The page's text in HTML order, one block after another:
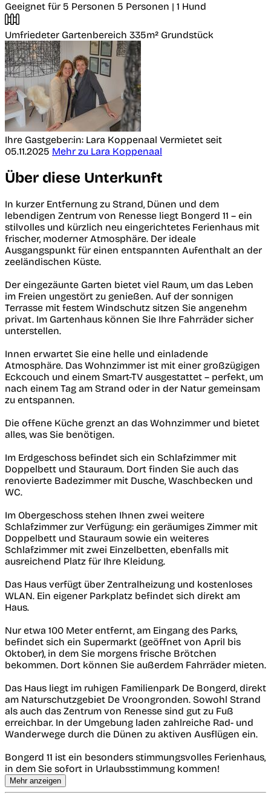
Geeignet für 5 Personen 5 Personen | 1 Hund
Umfriedeter Gartenbereich 335m² Grundstück
Ihre Gastgeber:in: Lara Koppenaal Vermietet seit
05.11.2025 Mehr zu Lara Koppenaal
Über diese Unterkunft
In kurzer Entfernung zu Strand, Dünen und dem
lebendigen Zentrum von Renesse liegt Bongerd 11 – ein
stilvolles und kürzlich neu eingerichtetes Ferienhaus mit
frischer, moderner Atmosphäre. Der ideale
Ausgangspunkt für einen entspannten Aufenthalt an der
zeeländischen Küste.
Der eingezäunte Garten bietet viel Raum, um das Leben
im Freien ungestört zu genießen. Auf der sonnigen
Terrasse mit festem Windschutz sitzen Sie angenehm
privat. Im Gartenhaus können Sie Ihre Fahrräder sicher
unterstellen.
Innen erwartet Sie eine helle und einladende
Atmosphäre. Das Wohnzimmer ist mit einer großzügigen
Eckcouch und einem Smart-TV ausgestattet – perfekt, um
nach einem Tag am Strand oder in der Natur gemeinsam
zu entspannen.
Die offene Küche grenzt an das Wohnzimmer und bietet
alles, was Sie benötigen.
Im Erdgeschoss befindet sich ein Schlafzimmer mit
Doppelbett und Stauraum. Dort finden Sie auch das
renovierte Badezimmer mit Dusche, Waschbecken und
WC.
Im Obergeschoss stehen Ihnen zwei weitere
Schlafzimmer zur Verfügung: ein geräumiges Zimmer mit
Doppelbett und Stauraum sowie ein weiteres
Schlafzimmer mit zwei Einzelbetten, ebenfalls mit
ausreichend Platz für Ihre Kleidung.
Das Haus verfügt über Zentralheizung und kostenloses
WLAN. Ein eigener Parkplatz befindet sich direkt am
Haus.
Nur etwa 100 Meter entfernt, am Eingang des Parks,
befindet sich ein Supermarkt (geöffnet von April bis
Oktober), in dem Sie morgens frische Brötchen
bekommen. Dort können Sie außerdem Fahrräder mieten.
Das Haus liegt im ruhigen Familienpark De Bongerd, direkt
am Naturschutzgebiet De Vroongronden. Sowohl Strand
als auch das Zentrum von Renesse sind gut zu Fuß
erreichbar. In der Umgebung laden zahlreiche Rad- und
Wanderwege durch die Dünen zu aktiven Ausflügen ein.
Bongerd 11 ist ein besonders stimmungsvolles Ferienhaus,
in dem Sie sofort in Urlaubsstimmung kommen!
Mehr anzeigen